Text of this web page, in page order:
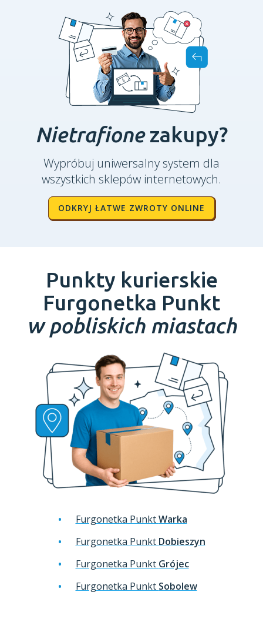
Nietrafionezakupy?
Wypróbuj uniwersalny system dla
wszystkich sklepów internetowych.
ODKRYJ ŁATWE ZWROTY ONLINE
Punkty kurierskie
Furgonetka Punkt
w pobliskich miastach
Furgonetka PunktWarka
Furgonetka Punkt Dobieszyn
Furgonetka Punkt Grójec
Furgonetka Punkt Sobolew